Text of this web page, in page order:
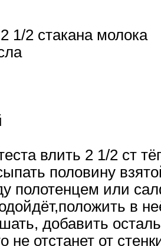
1/2 стакана молока
влить 2 1/2 ст
половину
полотенцем или
в
добавить
не отстанет от